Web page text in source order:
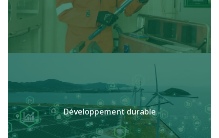
Développement durable